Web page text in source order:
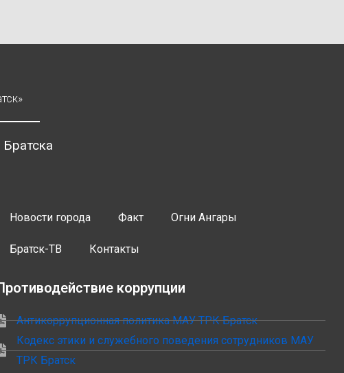
Новости города Факт Огни Ангары
Братск-ТВ Контакты
коррупции
Антикоррупционная политика МАУ ТРК Братск
Кодекс этики и служебного поведения сотрудников МАУ
ТРК Братск